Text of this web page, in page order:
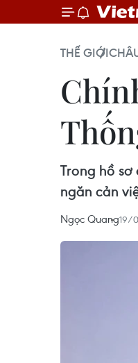
THẾ GIỚI
Trong hồ
ngăn cản
Ngọc Quang19/